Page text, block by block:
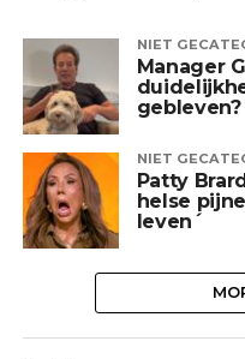
NIET
Manager
NIET
Patty
helse
leven´